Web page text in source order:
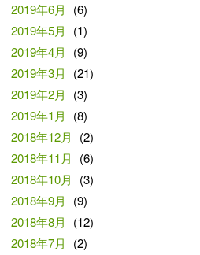
2019年6月
(6)
2019年5月
(1)
2019年4月
(9)
2019年3月
(21)
2019年2月
(3)
2019年1月
(8)
2018年12月
(2)
2018年11月
(6)
2018年10月
(3)
2018年9月
(9)
2018年8月
(12)
2018年7月
(2)